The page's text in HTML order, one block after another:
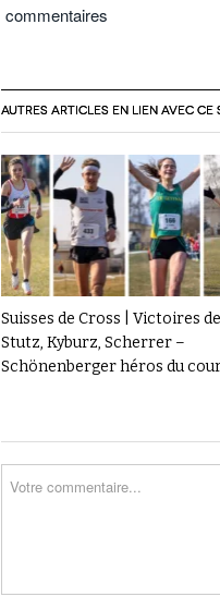
commentaires
AUTRES ARTICLES EN LIEN AVEC CE
Suisses de Cross | Victoires de
Stutz, Kyburz, Scherrer –
Schönenberger héros du